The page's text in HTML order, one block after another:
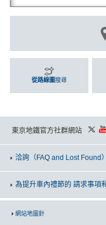
從路線圖搜尋
東京地鐵官方社群網站
洽詢 （FAQ and Lost Found）
為提升車內禮節的 請求事項
網站地圖針